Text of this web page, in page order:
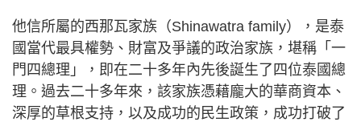
他信所屬的西那瓦家族（Shinawatra family），是泰
國當代最具權勢、財富及爭議的政治家族，堪稱「一
門四總理」，即在二十多年內先後誕生了四位泰國總
理。過去二十多年來，該家族憑藉龐大的華商資本、
深厚的草根支持，以及成功的民生政策，成功打破了